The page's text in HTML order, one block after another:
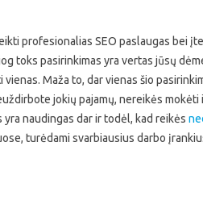
profesionalias SEO paslaugas bei
toks pasirinkimas yra vertas jūsų
Maža to, dar vienas šio
jokių pajamų, nereikės mokėti
naudingas dar ir todėl, kad reikės
turėdami svarbiausius darbo